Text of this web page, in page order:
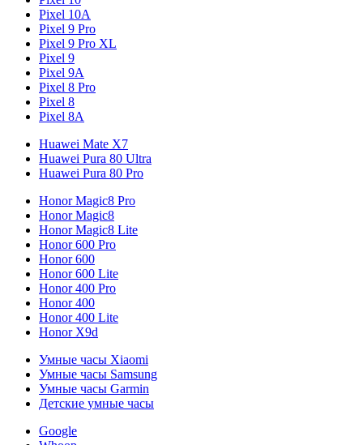
Pixel 10A
Pixel 9 Pro
Pixel 9 Pro XL
Pixel 9
Pixel 9A
Pixel 8 Pro
Pixel 8
Pixel 8A
Huawei Mate X7
Huawei Pura 80 Ultra
Huawei Pura 80 Pro
Honor Magic8 Pro
Honor Magic8
Honor Magic8 Lite
Honor 600 Pro
Honor 600
Honor 600 Lite
Honor 400 Pro
Honor 400
Honor 400 Lite
Honor X9d
Умные часы Xiaomi
Умные часы Samsung
Умные часы Garmin
Детские умные часы
Google